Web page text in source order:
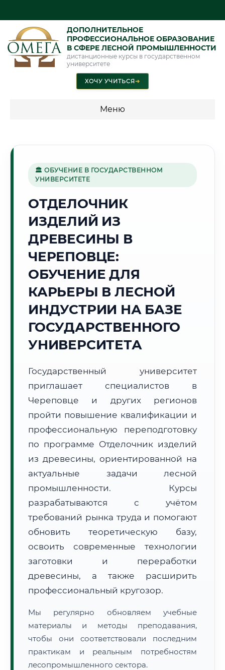
ДОПОЛНИТЕЛЬНОЕ
ПРОФЕССИОНАЛЬНОЕ ОБРАЗОВАНИЕ
В СФЕРЕ ЛЕСНОЙ ПРОМЫШЛЕННОСТИ
дистанционные курсы в государственном
университете
ХОЧУ УЧИТЬСЯ➜
Меню
промышленность"
🏭
Г. ЧЕРЕПОВЕЦ
Точное местное время:
20:01:33
Пятница, 7 Августа
2026 г.
🌅 Восход:04:28 🌇 Закат: 20:39
Световой день:16 ч. 11 мин.
Субъект:
Вологодская область
Тел. код:
+7 (8202)
Почтовые индексы:
162600–162699
Часовой пояс:
🗺️ Зона обслуживания: г. Череповец
Расчет логистики оригиналов:
• Маршрут транзита:
~2 705 км
• Экспресс-доставка СДЭК / Почтой: 4–6 рабочих дней
🔍 Нажмите на документ для увеличения и просмотра
🏛 ОБУЧЕНИЕ В ГОСУДАРСТВЕННОМ
УНИВЕРСИТЕТЕ
ОТДЕЛОЧНИК
ИЗДЕЛИЙ ИЗ
ДРЕВЕСИНЫ В
ЧЕРЕПОВЦЕ:
ОБУЧЕНИЕ ДЛЯ
КАРЬЕРЫ В ЛЕСНОЙ
ИНДУСТРИИ НА БАЗЕ
ГОСУДАРСТВЕННОГО
УНИВЕРСИТЕТА
Государственный университет
приглашает специалистов в
Череповце и других регионов
пройти повышение квалификации и
профессиональную переподготовку
по программе Отделочник изделий
из древесины, ориентированной на
актуальные задачи лесной
промышленности. Курсы
разрабатываются с учётом
требований рынка труда и помогают
обновить теоретическую базу,
освоить современные технологии
заготовки и переработки
древесины, а также расширить
профессиональный кругозор.
Мы регулярно обновляем учебные
материалы и методы преподавания,
чтобы они соответствовали последним
практикам и реальным потребностям
лесопромышленного сектора.